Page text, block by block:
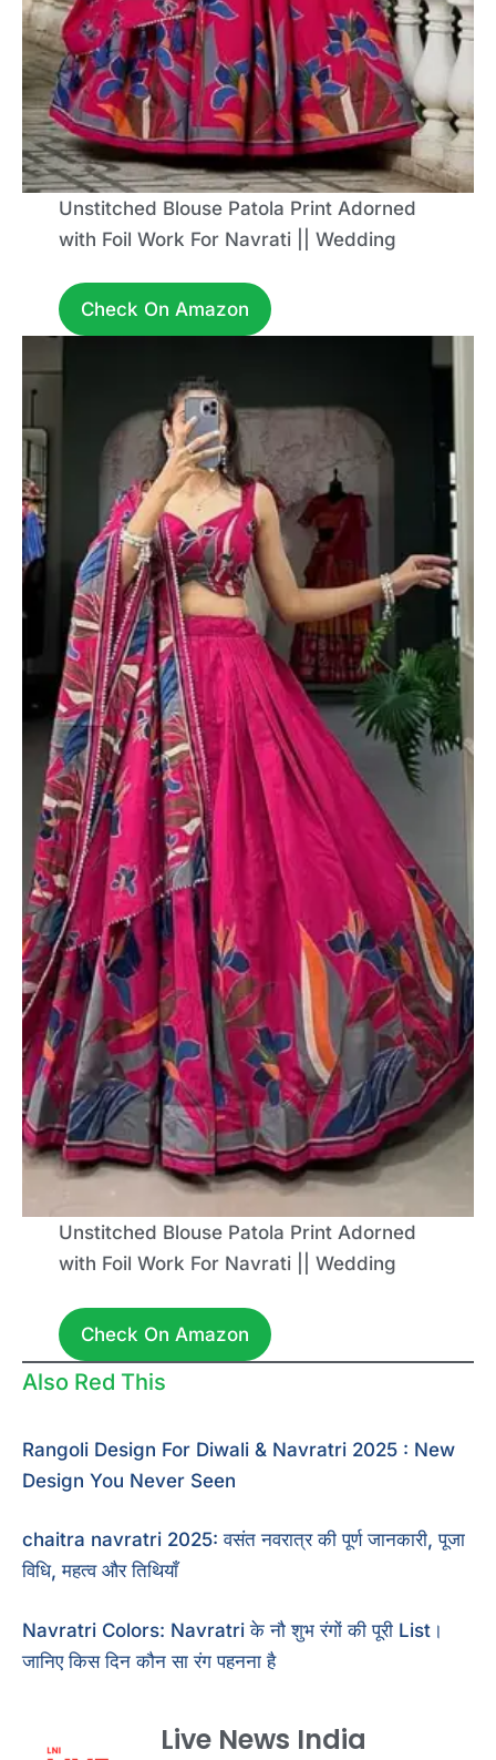
Unstitched Blouse Patola Print Adorned
with Foil Work For Navrati || Wedding
Check On Amazon
Unstitched Blouse Patola Print Adorned
with Foil Work For Navrati || Wedding
Check On Amazon
Also Red This
Rangoli Design For Diwali & Navratri 2025 : New
Design You Never Seen
chaitra navratri 2025: वसंत नवरात्र की पूर्ण जानकारी, पूजा
विधि, महत्व और तिथियाँ
Navratri Colors: Navratri के नौ शुभ रंगों की पूरी List।
जानिए किस दिन कौन सा रंग पहनना है
Live News India